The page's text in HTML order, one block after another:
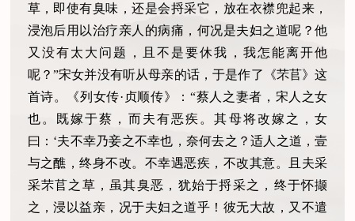
草，即使有臭味，还是会捋采它，放在衣襟兜起来，
浸泡后用以治疗亲人的病痛，何况是夫妇之道呢？他
又没有太大问题，且不是要休我，我怎能离开他
呢？”宋女并没有听从母亲的话，于是作了《芣苢》这
首诗。《列女传·贞顺传》：“蔡人之妻者，宋人之女
也。既嫁于蔡，而夫有恶疾。其母将改嫁之，女
曰：‘夫不幸乃妾之不幸也，奈何去之？适人之道，壹
与之醮，终身不改。不幸遇恶疾，不改其意。且夫采
采芣苢之草，虽其臭恶，犹始于捋采之，终于怀撷
之，浸以益亲，况于夫妇之道乎！彼无大故，又不遣